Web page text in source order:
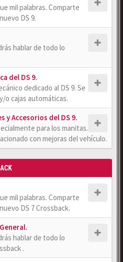
mil palabras. Comparte
DS 9.
hablar de todo lo
del DS 9.
dedicado al DS 9. Se
o cajas automáticas.
y Accesorios del DS 9.
para los manitas.
con mejoras del vehículo.
mil palabras. Comparte
DS 7 Crossback.
hablar de todo lo
.